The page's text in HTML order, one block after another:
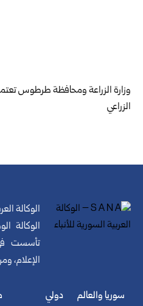
وزارة الزراعة ومحافظة طرطوس
الزراعي
الوكالة
الوكالة
الإعلام،
سوريا والعالم دولي